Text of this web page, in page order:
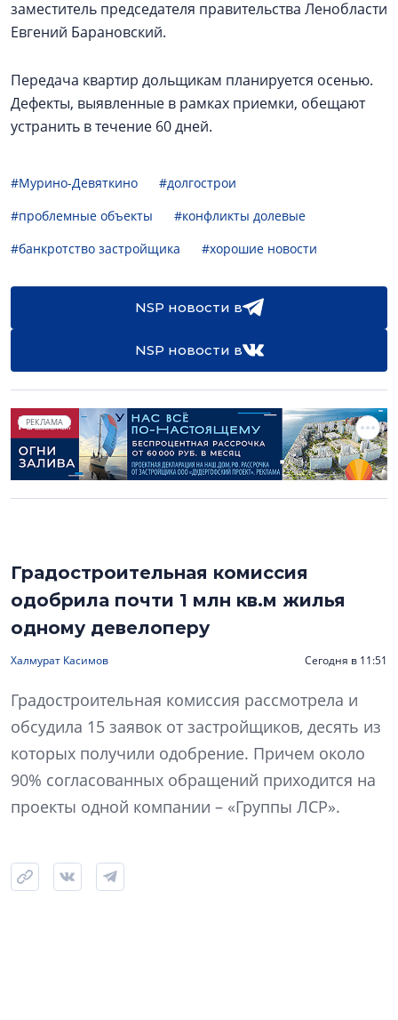
заместитель председателя правительства Ленобласти
Евгений Барановский.
Передача квартир дольщикам планируется осенью.
Дефекты, выявленные в рамках приемки, обещают
устранить в течение 60 дней.
#Мурино-Девяткино
#долгострои
#проблемные объекты
#конфликты долевые
#банкротство застройщика
#хорошие новости
NSP новости в
NSP новости в
РЕКЛАМА
Градостроительная комиссия
одобрила почти 1 млн кв.м жилья
одному девелоперу
Халмурат Касимов Сегодня в 11:51
Градостроительная комиссия рассмотрела и
обсудила 15 заявок от застройщиков, десять из
которых получили одобрение. Причем около
90% согласованных обращений приходится на
проекты одной компании – «Группы ЛСР».